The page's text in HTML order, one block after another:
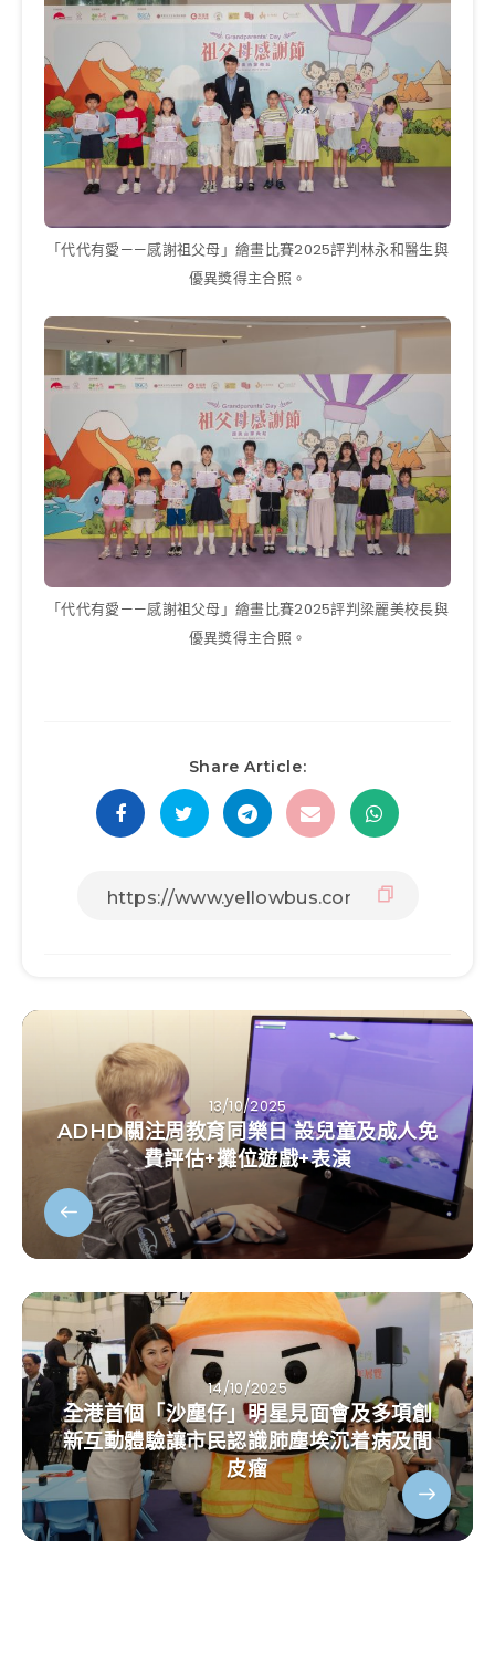
「代代有愛——感謝祖父母」繪畫比賽2025評判林永和醫生與
優異獎得主合照。
「代代有愛——感謝祖父母」繪畫比賽2025評判梁麗美校長與
優異獎得主合照。
Share Article:
13/10/2025
ADHD關注周教育同樂日 設兒童及成人免
費評估+攤位遊戲+表演
14/10/2025
全港首個「沙塵仔」明星見面會及多項創
新互動體驗讓市民認識肺塵埃沉着病及間
皮瘤